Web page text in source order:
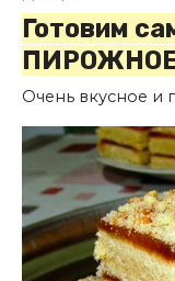
Готовим
ПИРОЖНОЕ
Очень вкусное и